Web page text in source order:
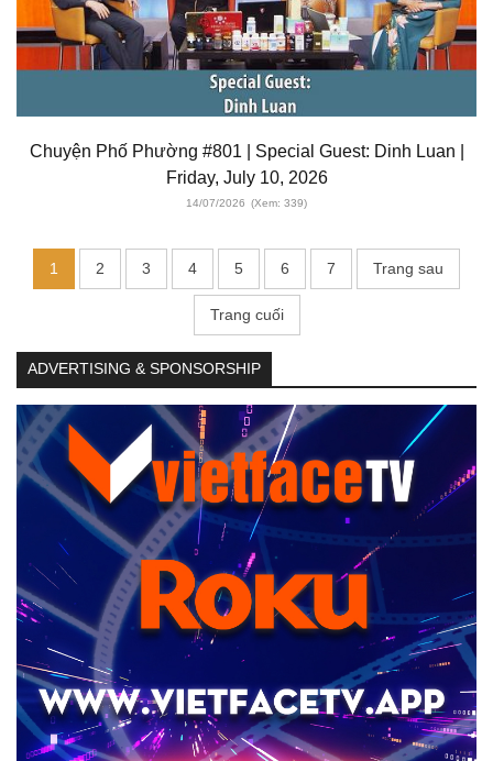
Chuyện Phố Phường #801 | Special Guest: Dinh Luan |
Friday, July 10, 2026
14/07/2026 (Xem: 339)
1 2 3 4 5 6 7 Trang sau
Trang cuối
ADVERTISING & SPONSORSHIP